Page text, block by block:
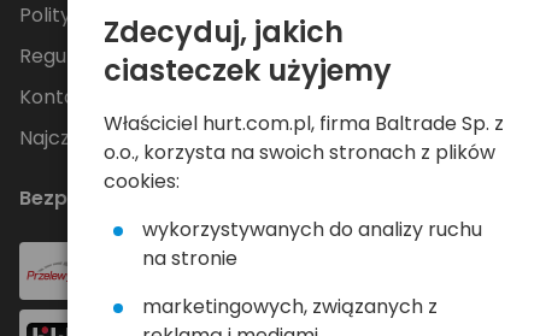
Polityka Prywatności
Regulamin
Kontakt
Najczęściej zadawane pytania
Bezpieczne płatności
Zdecyduj, jakich
ciasteczek użyjemy
Właściciel hurt.com.pl, firma Baltrade Sp. z
o.o., korzysta na swoich stronach z plików
cookies:
wykorzystywanych do analizy ruchu
na stronie
marketingowych, związanych z